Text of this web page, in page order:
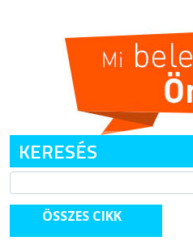
KERESÉS
ÖSSZES CIKK